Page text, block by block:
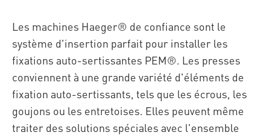
Les machines Haeger® de confiance sont le
système d'insertion parfait pour installer les
fixations auto-sertissantes PEM®. Les presses
conviennent à une grande variété d'éléments de
fixation auto-sertissants, tels que les écrous, les
goujons ou les entretoises. Elles peuvent même
traiter des solutions spéciales avec l'ensemble